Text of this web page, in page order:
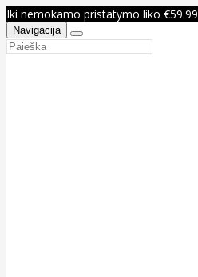
Iki nemokamo pristatymo liko €59.99
Navigacija